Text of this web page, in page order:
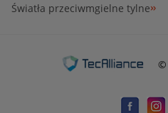
Światła przeciwmgielne tylne
©